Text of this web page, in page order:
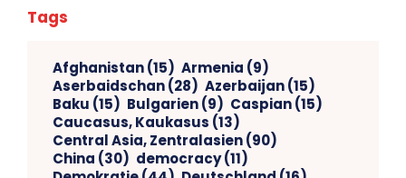
Tags
Afghanistan(15) Armenia (9)
Aserbaidschan(28) Azerbaijan(15)
Baku (15) Bulgarien(9) Caspian(15)
Caucasus, Kaukasus (13)
Central Asia, Zentralasien(90)
China (30) democracy(11)